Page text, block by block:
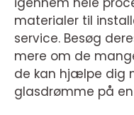
materialer til
service. Besøg
mere om de
de kan hjælpe dig
glasdrømme på